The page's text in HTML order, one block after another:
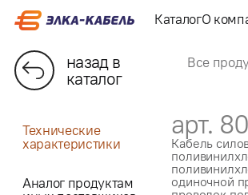
КаталогО
назад в
каталог
Все
Технические
характеристики
Аналог продуктам
арт.
Кабель
одиночной